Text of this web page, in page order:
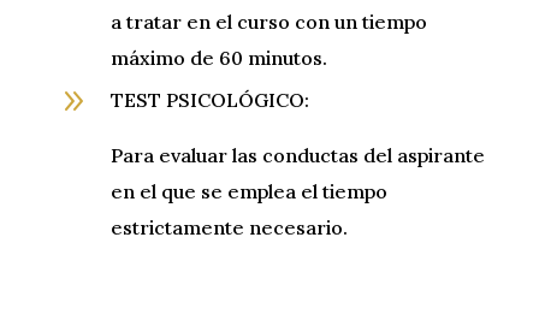
a tratar en el curso con un tiempo
máximo de 60 minutos.
9 TEST PSICOLÓGICO:
Para evaluar las conductas del aspirante
en el que se emplea el tiempo
estrictamente necesario.